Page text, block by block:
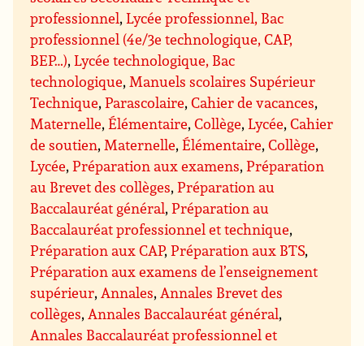
professionnel,Lycée professionnel, Bac
professionnel (4e/3e technologique, CAP,
BEP…),Lycée technologique, Bac
technologique, Manuels scolaires Supérieur
Technique,Parascolaire,Cahier de vacances,
Maternelle,Élémentaire,Collège,Lycée,Cahier
de soutien, Maternelle,Élémentaire,Collège,
Lycée,Préparation aux examens,Préparation
au Brevet des collèges,Préparation au
Baccalauréat général,Préparation au
Baccalauréat professionnel et technique,
Préparation aux CAP,Préparation aux BTS,
Préparation aux examens de l’enseignement
supérieur, Annales, Annales Brevet des
collèges, Annales Baccalauréat général,
Annales Baccalauréat professionnel et